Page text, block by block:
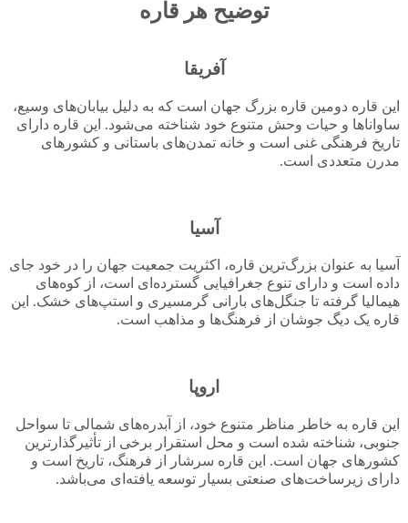
توضیح هر قاره
آفریقا
این قاره دومین قاره بزرگ جهان است که به دلیل بیابان‌های وسیع،
ساواناها و حیات وحش متنوع خود شناخته می‌شود. این قاره دارای
تاریخ فرهنگی غنی است و خانه تمدن‌های باستانی و کشورهای
مدرن متعددی است.
آسیا
آسیا به عنوان بزرگ‌ترین قاره، اکثریت جمعیت جهان را در خود جای
داده است و دارای تنوع جغرافیایی گسترده‌ای است، از کوه‌های
هیمالیا گرفته تا جنگل‌های بارانی گرمسیری و استپ‌های خشک. این
قاره یک دیگ جوشان از فرهنگ‌ها و مذاهب است.
اروپا
این قاره به خاطر مناظر متنوع خود، از آبدره‌های شمالی تا سواحل
جنوبی، شناخته شده است و محل استقرار برخی از تأثیرگذارترین
کشورهای جهان است. این قاره سرشار از فرهنگ، تاریخ است و
دارای زیرساخت‌های صنعتی بسیار توسعه یافته‌ای می‌باشد.